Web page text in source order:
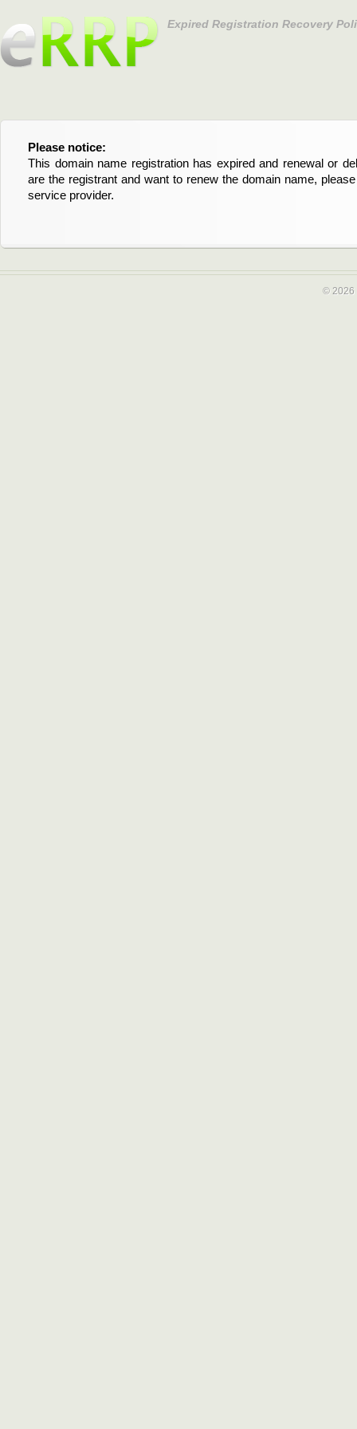
Expired Registration Recovery
Please notice:
This domain name registration has expired and renewal or
are the registrant and want to renew the domain name,
service provider.
Bitte beachten Sie:
Diese Domainregistrierung ist abgelaufen und die
Domain stehen an. Wenn Sie der Registrant sind und
verlängern möchten, kontaktieren Sie bitte Ihren Service-
© 2026